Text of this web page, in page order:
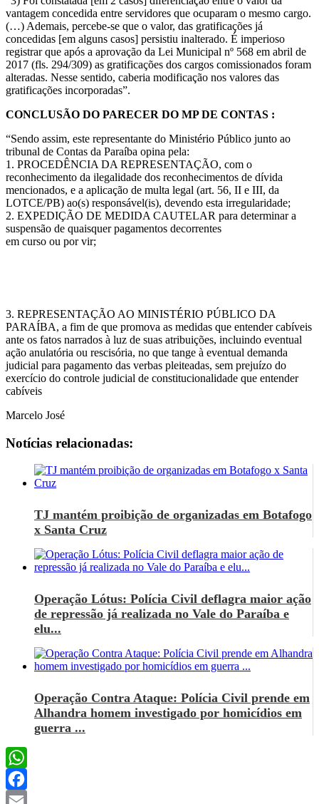
vantagem concedida entre servidores que ocuparam o mesmo cargo.
(…) Ademais, percebe-se que o valor, das gratificações já
concedidas [em alguns casos] persistiu inalterado. É imperioso
registrar que após a aprovação da Lei Municipal nº 568 em abril de
2017 (fls. 294/309) as gratificações dos cargos comissionados foram
alteradas. Nesse sentido, caberia modificação nos valores das
gratificações incorporadas”.
CONCLUSÃO DO PARECER DO MP DE CONTAS :
“Sendo assim, este representante do Ministério Público junto ao
tribunal de Contas da Paraíba opina pela:
1. PROCEDÊNCIA DA REPRESENTAÇÃO, com o
reconhecimento da ilegalidade dos reconhecimentos de dívida
mencionados, e a aplicação de multa legal (art. 56, II e III, da
LOTCE/PB) ao(s) responsável(is), devendo esta irregularidade;
2. EXPEDIÇÃO DE MEDIDA CAUTELAR para determinar a
suspensão de quaisquer pagamentos decorrentes
em curso ou por vir;
3. REPRESENTAÇÃO AO MINISTÉRIO PÚBLICO DA
PARAÍBA, a fim de que promova as medidas que entender cabíveis
ante os fatos narrados à luz de suas atribuições, incluindo eventual
ação anulatória ou rescisória, no que tange à eventual demanda
judicial para pagamento das verbas pleiteadas, sem prejuízo do
exercício do controle judicial de constitucionalidade que entender
cabíveis
Marcelo José
Notícias relacionadas:
TJ mantém proibição de organizadas em Botafogo
x Santa Cruz
Operação Lótus: Polícia Civil deflagra maior ação
de repressão já realizada no Vale do Paraíba e
elu...
Operação Contra Ataque: Polícia Civil prende em
Alhandra homem investigado por homicídios em
guerra ...
WhatsApp
Facebook